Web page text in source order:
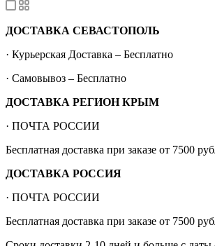
ДОСТАВКА СЕВАСТОПОЛЬ
· Курьерская Доставка – Бесплатно
· Самовывоз – Бесплатно
ДОСТАВКА РЕГИОН КРЫМ
· ПОЧТА РОССИИ
Бесплатная доставка при заказе от 7500
ДОСТАВКА РОССИЯ
· ПОЧТА РОССИИ
Бесплатная доставка при заказе от 7500